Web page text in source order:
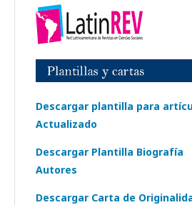
Descargar plantilla para
Actualizado
Descargar Plantilla Biografía
Autores
Descargar Carta de